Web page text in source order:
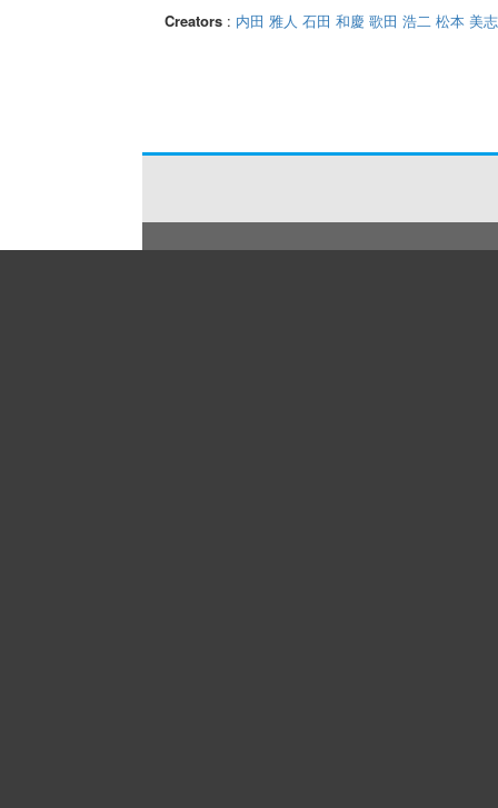
Creators: 内田 雅人 石田 和慶 歌田 浩二 松本 美